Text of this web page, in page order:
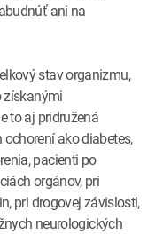
ani na
stav organizmu,
získanými
to aj pridružená
ako diabetes,
pacienti po
orgánov, pri
pri drogovej závislosti,
neurologických